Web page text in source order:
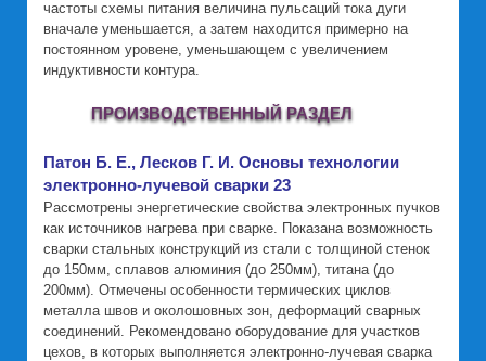
частоты схемы питания величина пульсаций тока дуги
вначале уменьшается, а затем находится примерно на
постоянном уровене, уменьшающем с увеличением
индуктивности контура.
ПРОИЗВОДСТВЕННЫЙ РАЗДЕЛ
Патон Б. Е., Лесков Г. И. Основы технологии
электронно-лучевой сварки 23
Рассмотрены энергетические свойства электронных пучков
как источников нагрева при сварке. Показана возможность
сварки стальных конструкций из стали с толщиной стенок
до 150мм, сплавов алюминия (до 250мм), титана (до
200мм). Отмечены особенности термических циклов
металла швов и околошовных зон, деформаций сварных
соединений. Рекомендовано оборудование для участков
цехов, в которых выполняется электронно-лучевая сварка